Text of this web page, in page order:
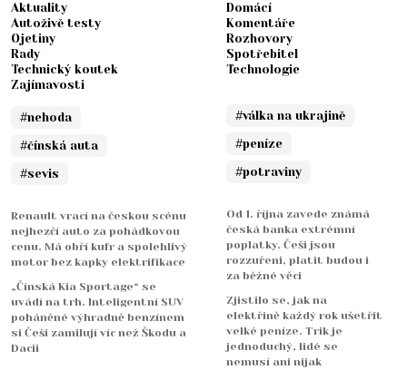
Aktuality
Autoživě testy
Ojetiny
Rady
Technický koutek
Zajímavosti
#nehoda
#čínská auta
#sevis
Renault vrací na českou scénu
nejhezčí auto za pohádkovou
cenu. Má obří kufr a spolehlivý
motor bez kapky elektrifikace
„Čínská Kia Sportage“ se
uvádí na trh. Inteligentní SUV
poháněné výhradně benzínem
si Češi zamilují víc než Škodu a
Dacii
Domácí
Komentáře
Rozhovory
Spotřebitel
Technologie
#válka na ukrajině
#peníze
#potraviny
Od 1. října zavede známá
česká banka extrémní
poplatky. Češi jsou
rozzuřeni, platit budou i
za běžné věci
Zjistilo se, jak na
elektřině každý rok ušetřit
velké peníze. Trik je
jednoduchý, lidé se
nemusí ani nijak